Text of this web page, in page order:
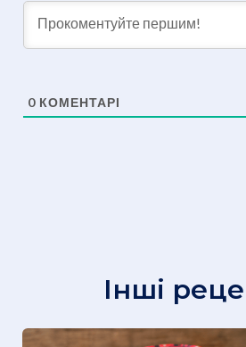
0 КОМЕНТАРІ
Інші